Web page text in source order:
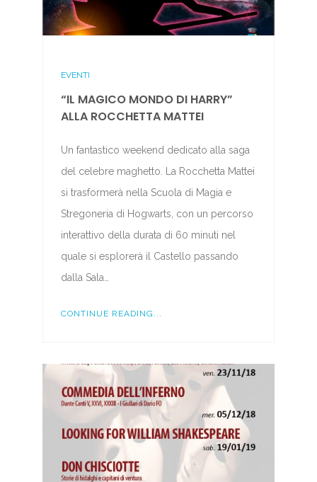
EVENTI
“IL MAGICO MONDO DI HARRY”
ALLA ROCCHETTA MATTEI
Un fantastico weekend dedicato alla saga
del celebre maghetto. La Rocchetta Mattei
si trasformerà nella Scuola di Magia e
Stregoneria di Hogwarts, con un percorso
interattivo della durata di 60 minuti nel
quale si esplorerà il Castello passando
dalla Sala…
CONTINUE READING...